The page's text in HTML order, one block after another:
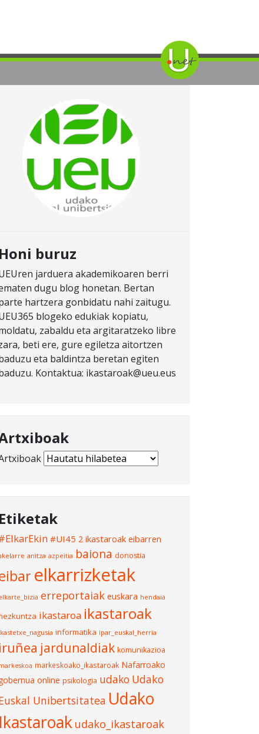
Honi buruz
jarduera akademikoaren berri
dugu blog honetan. Bertan
hartzera gonbidatu nahi zaitugu.
blogeko edukiak kopiatu,
zabaldu eta argitaratzeko libre
beti ere, gure egiletza aitortzen
eta baldintza beretan egiten
Kontaktua: ikastaroak@ueu.eus
Etiketak
#UI45 2 ikastaroak eibarren
anitza azpeitia baiona donostia
elkarrizketak
erreportaiak euskara hendaia
ikastaroa ikastaroak
informatika ipar_euskal_herria
iruñea jardunaldiak komunikazioa
markeskoako_ikastaroak Nafarroako
online psikologia udako Udako
Unibertsitatea Udako
Ikastaroak udako_ikastaroak